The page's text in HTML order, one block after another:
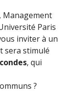
Management
Paris
inviter à un
sera stimulé
, qui
?